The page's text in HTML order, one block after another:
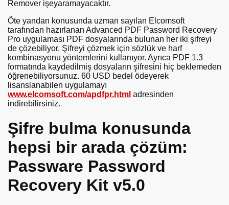
Remover işeyaramayacaktır.
Öte yandan konusunda uzman sayılan Elcomsoft
tarafından hazırlanan Advanced PDF Password Recovery
Pro uygulaması PDF dosyalarında bulunan her iki şifreyi
de çözebiliyor. Şifreyi çözmek için sözlük ve harf
kombinasyonu yöntemlerini kullanıyor. Ayrıca PDF 1.3
formatında kaydedilmiş dosyaların şifresini hiç beklemeden
öğrenebiliyorsunuz. 60 USD bedel ödeyerek
lisanslanabilen uygulamayı
www.elcomsoft.com/apdfpr.html adresinden
indirebilirsiniz.
Şifre bulma konusunda
hepsi bir arada çözüm:
Passware Password
Recovery Kit v5.0